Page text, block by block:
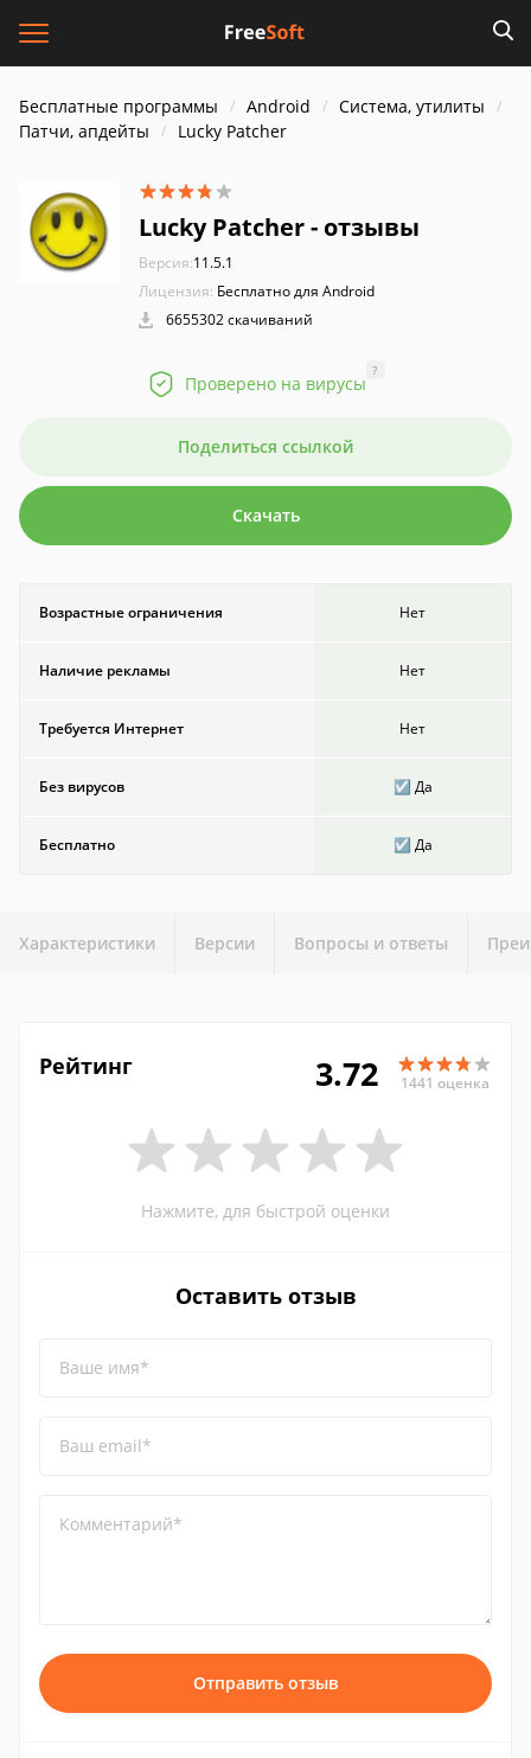
Бесплатные программы Android
Система, утилиты
Патчи, апдейты
Lucky Patcher
Lucky Patcher - отзывы
Версия:11.5.1
Лицензия: Бесплатно для Android
6655302 скачиваний
Проверено на вирусы
?
Поделиться ссылкой
Скачать
Возрастные ограничения Нет
Наличие рекламы Нет
Требуется Интернет Нет
Без вирусов ☑️ Да
Бесплатно ☑️ Да
Характеристики Версии Вопросы и ответы
Рейтинг 3.72 1441 оценка
Нажмите, для быстрой оценки
Оставить отзыв
Ваше имя*
Ваш email*
Комментарий*
Отправить отзыв